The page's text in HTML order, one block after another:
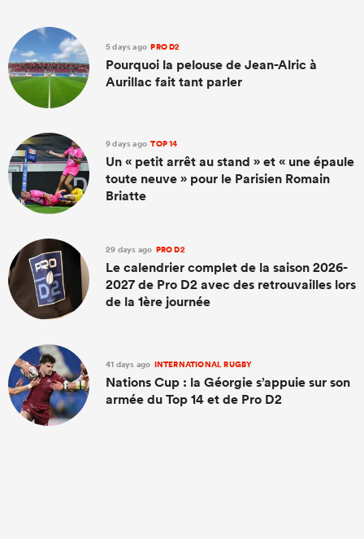
5 days ago PRO D2
Pourquoi la pelouse de Jean-Alric à
Aurillac fait tant parler
9 days ago TOP 14
Un « petit arrêt au stand » et « une épaule
toute neuve » pour le Parisien Romain
Briatte
29 days ago PRO D2
Le calendrier complet de la saison 2026-
2027 de Pro D2 avec des retrouvailles lors
de la 1ère journée
41 days ago INTERNATIONAL RUGBY
Nations Cup : la Géorgie s’appuie sur son
armée du Top 14 et de Pro D2